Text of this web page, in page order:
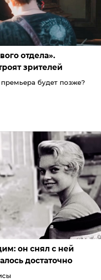
отдела».
зрителей
будет позже?
он снял с ней
достаточно